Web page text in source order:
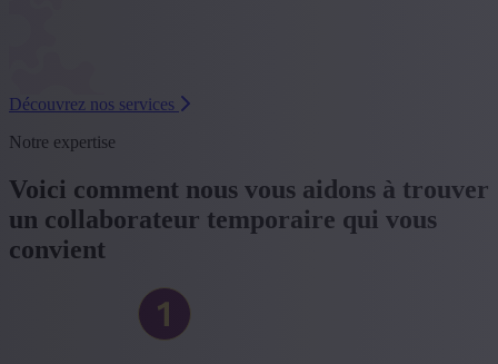
Découvrez nos services
Notre expertise
Voici comment nous vous aidons à trouver
un collaborateur temporaire qui vous
convient